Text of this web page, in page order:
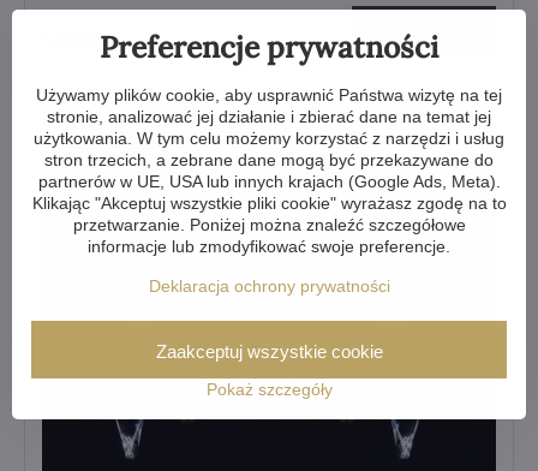
1 640 złPreferencje prywatności
Używamy plików cookie, aby usprawnić Państwa wizytę na tej
stronie, analizować jej działanie i zbierać dane na temat jej
użytkowania. W tym celu możemy korzystać z narzędzi i usług
stron trzecich, a zebrane dane mogą być przekazywane do
partnerów w UE, USA lub innych krajach (Google Ads, Meta).
Klikając "Akceptuj wszystkie pliki cookie" wyrażasz zgodę na to
przetwarzanie. Poniżej można znaleźć szczegółowe
informacje lub zmodyfikować swoje preferencje.
Deklaracja ochrony prywatności
Pokaż szczegóły
Zaakceptuj wszystkie cookie